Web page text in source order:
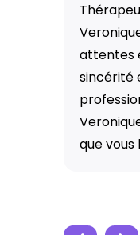
attentes
sincérité
que
Slide 2 of 7.